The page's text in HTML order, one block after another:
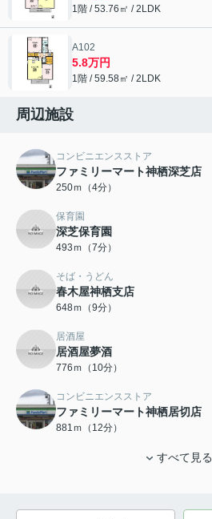
1階 / 53.76㎡ / 2LDK
A102
5.8万円
1階 / 59.58㎡ / 2LDK
周辺施設
コンビニエンスストア
ファミリーマート神栖深芝店
250ｍ（4分）
保育園
深芝保育園
493ｍ（7分）
そば・うどん
春木屋神栖支店
648ｍ（9分）
居酒屋
居酒屋夢酒
776ｍ（10分）
コンビニエンスストア
ファミリーマート神栖居切店
881ｍ（12分）
すべて見る